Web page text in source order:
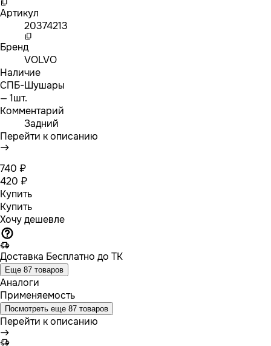
Артикул
20374213
Бренд
VOLVO
Наличие
СПБ-Шушары
— 1шт.
Комментарий
Задний
Перейти к описанию
740 ₽
420 ₽
Купить
Купить
Хочу дешевле
Доставка Бесплатно до ТК
Еще 87 товаров
Аналоги
Применяемость
Посмотреть еще 87 товаров
Перейти к описанию